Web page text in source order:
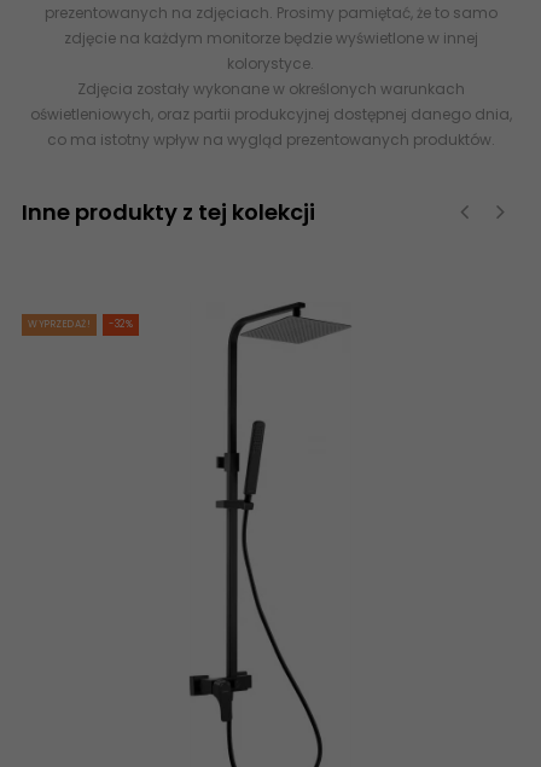
prezentowanych na zdjęciach. Prosimy pamiętać, że to samo
zdjęcie na każdym monitorze będzie wyświetlone w innej
kolorystyce.
Zdjęcia zostały wykonane w określonych warunkach
oświetleniowych, oraz partii produkcyjnej dostępnej danego dnia,
co ma istotny wpływ na wygląd prezentowanych produktów.
Inne produkty z tej kolekcji
WYPRZEDAŻ! -32%